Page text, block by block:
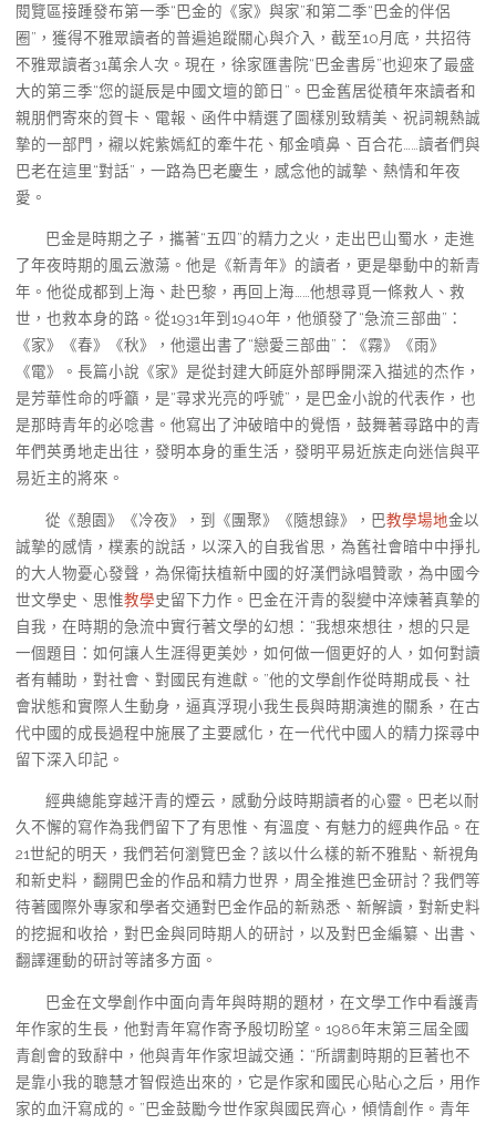
閱覽區接踵發布第一季“巴金的《家》與家”和第二季“巴金的伴侶
圈”，獲得不雅眾讀者的普遍追蹤關心與介入，截至10月底，共招待
不雅眾讀者31萬余人次。現在，徐家匯書院“巴金書房”也迎來了最盛
大的第三季“您的誕辰是中國文壇的節日”。巴金舊居從積年來讀者和
親朋們寄來的賀卡、電報、函件中精選了圖樣別致精美、祝詞親熱誠
摯的一部門，襯以姹紫嫣紅的牽牛花、郁金噴鼻、百合花……讀者們與
巴老在這里“對話”，一路為巴老慶生，感念他的誠摯、熱情和年夜
愛。
巴金是時期之子，攜著“五四”的精力之火，走出巴山蜀水，走進
了年夜時期的風云激蕩。他是《新青年》的讀者，更是舉動中的新青
年。他從成都到上海、赴巴黎，再回上海……他想尋覓一條救人、救
世，也救本身的路。從1931年到1940年，他頒發了“急流三部曲”：
《家》《春》《秋》，他還出書了“戀愛三部曲”：《霧》《雨》
《電》。長篇小說《家》是從封建大師庭外部睜開深入描述的杰作，
是芳華性命的呼籲，是“尋求光亮的呼號”，是巴金小說的代表作，也
是那時青年的必唸書。他寫出了沖破暗中的覺悟，鼓舞著尋路中的青
年們英勇地走出往，發明本身的重生活，發明平易近族走向迷信與平
易近主的將來。
從《憩園》《冷夜》，到《團聚》《隨想錄》，巴教學場地金以
誠摯的感情，樸素的說話，以深入的自我省思，為舊社會暗中中掙扎
的大人物憂心發聲，為保衛扶植新中國的好漢們詠唱贊歌，為中國今
世文學史、思惟教學史留下力作。巴金在汗青的裂變中淬煉著真摯的
自我，在時期的急流中實行著文學的幻想：“我想來想往，想的只是
一個題目：如何讓人生涯得更美妙，如何做一個更好的人，如何對讀
者有輔助，對社會、對國民有進獻。”他的文學創作從時期成長、社
會狀態和實際人生動身，逼真浮現小我生長與時期演進的關系，在古
代中國的成長過程中施展了主要感化，在一代代中國人的精力探尋中
留下深入印記。
經典總能穿越汗青的煙云，感動分歧時期讀者的心靈。巴老以耐
久不懈的寫作為我們留下了有思惟、有溫度、有魅力的經典作品。在
21世紀的明天，我們若何瀏覽巴金？該以什么樣的新不雅點、新視角
和新史料，翻開巴金的作品和精力世界，周全推進巴金研討？我們等
待著國際外專家和學者交通對巴金作品的新熟悉、新解讀，對新史料
的挖掘和收拾，對巴金與同時期人的研討，以及對巴金編纂、出書、
翻譯運動的研討等諸多方面。
巴金在文學創作中面向青年與時期的題材，在文學工作中看護青
年作家的生長，他對青年寫作寄予殷切盼望。1986年末第三屆全國
青創會的致辭中，他與青年作家坦誠交通：“所謂劃時期的巨著也不
是靠小我的聰慧才智假造出來的，它是作家和國民心貼心之后，用作
家的血汗寫成的。”巴金鼓勵今世作家與國民齊心，傾情創作。青年